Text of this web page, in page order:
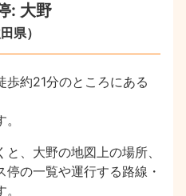
: 大野
県）
歩約21分のところにある
、大野の地図上の場所、
の一覧や運行する路線・